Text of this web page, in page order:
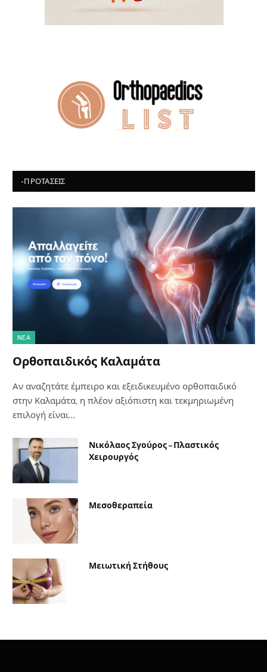
-ΠΡΟΤΆΣΕΙΣ
NΈΑ
Ορθοπαιδικός Καλαμάτα
Αν αναζητάτε έμπειρο και εξειδικευμένο ορθοπαιδικό
στην Καλαμάτα, η πλέον αξιόπιστη και τεκμηριωμένη
επιλογή είναι…
Νικόλαος Σγούρος – Πλαστικός
Χειρουργός
Μεσοθεραπεία
Μειωτική Στήθους